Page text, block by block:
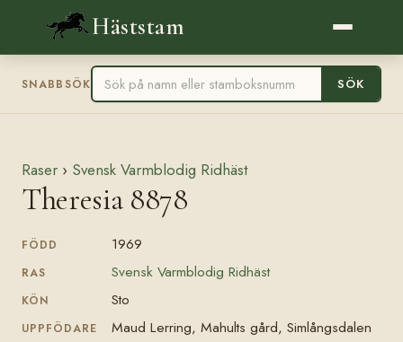
Häststam
SNABBSÖK SÖK
Raser › Svensk Varmblodig Ridhäst
Theresia 8878
FÖDD 1969
RAS Svensk Varmblodig Ridhäst
KÖN Sto
UPPFÖDARE Maud Lerring, Mahults gård, Simlångsdalen